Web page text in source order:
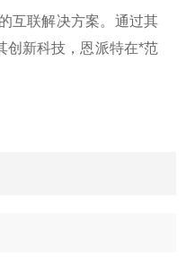
互联解决方案。通过其
创新科技，恩派特在*范